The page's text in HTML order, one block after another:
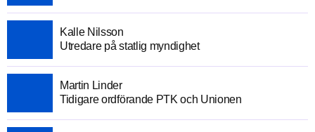
Kalle Nilsson
Utredare på statlig myndighet
Martin Linder
Tidigare ordförande PTK och Unionen